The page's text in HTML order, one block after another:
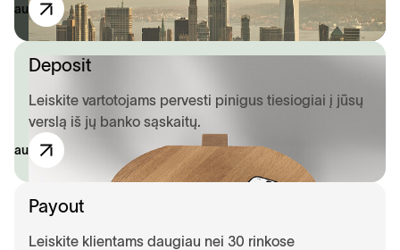
Deposit
Leiskite vartotojams pervesti pinigus tiesiogiai į jūsų
verslą iš jų banko sąskaitų.
Payout
Leiskite klientams daugiau nei 30 rinkose